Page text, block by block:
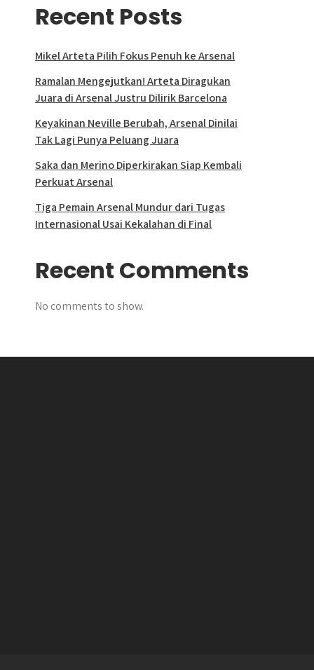
Recent Posts
Mikel Arteta Pilih Fokus Penuh ke Arsenal
Ramalan Mengejutkan! Arteta Diragukan
Juara di Arsenal Justru Dilirik Barcelona
Keyakinan Neville Berubah, Arsenal Dinilai
Tak Lagi Punya Peluang Juara
Saka dan Merino Diperkirakan Siap Kembali
Perkuat Arsenal
Tiga Pemain Arsenal Mundur dari Tugas
Internasional Usai Kekalahan di Final
Recent Comments
No comments to show.